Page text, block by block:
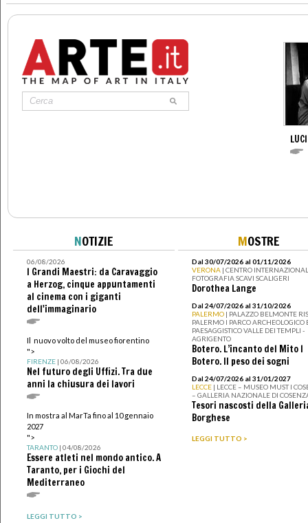
NOTIZIE
06/08/2026
I Grandi Maestri: da Caravaggio
a Herzog, cinque appuntamenti
al cinema con i giganti
dell'immaginario
Il nuovo volto del museo fiorentino
">
FIRENZE| 06/08/2026
Nel futuro degli Uffizi. Tra due
anni la chiusura dei lavori
In mostra al MarTa fino al 10 gennaio
2027
">
TARANTO| 04/08/2026
Essere atleti nel mondo antico. A
Taranto, per i Giochi del
Mediterraneo
LEGGI TUTTO >
MOSTRE
Dal 30/07/2026 al 01/11/2026
VERONA | CENTRO
FOTOGRAFIA SCAVI SCALIGERI
Dorothea Lange
Dal 24/07/2026 al 31/10/2026
PALERMO | PALAZZO BELMONTE
PALERMO I PARCO ARCHEOLOGICO
PAESAGGISTICO VALLE DEI TEMPLI -
AGRIGENTO
Botero. L’incanto del Mito I
Botero. Il peso dei sogni
Dal 24/07/2026 al 31/01/2027
LECCE | LECCE – MUSEO MUST I
– GALLERIA NAZIONALE DI
Tesori nascosti della
Borghese
LEGGI TUTTO >